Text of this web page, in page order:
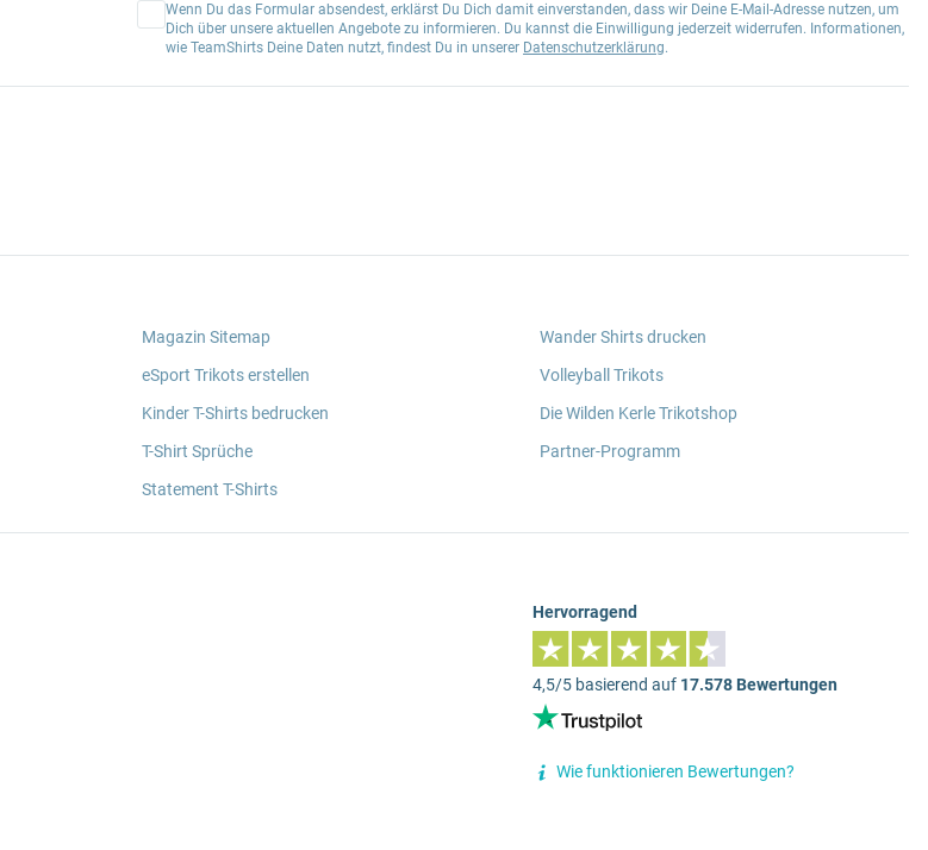
Wenn Du das Formular absendest, erklärst Du Dich damit einverstanden, dass wir Deine E-Mail-Adresse nutzen, um
Dich über unsere aktuellen Angebote zu informieren. Du kannst die Einwilligung jederzeit widerrufen. Informationen,
wie TeamShirts Deine Daten nutzt, findest Du in unserer Datenschutzerklärung.
Magazin Sitemap
eSport Trikots erstellen
Kinder T-Shirts bedrucken
T-Shirt Sprüche
Statement T-Shirts
Wander Shirts drucken
Volleyball Trikots
Die Wilden Kerle Trikotshop
Partner-Programm
Hervorragend
4,5/5 basierend auf 17.578 Bewertungen
Wie funktionieren Bewertungen?